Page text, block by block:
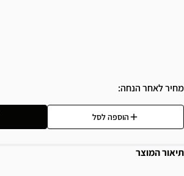
מחיר לאחר הנחה
הוספה לסל
תיאור המוצר